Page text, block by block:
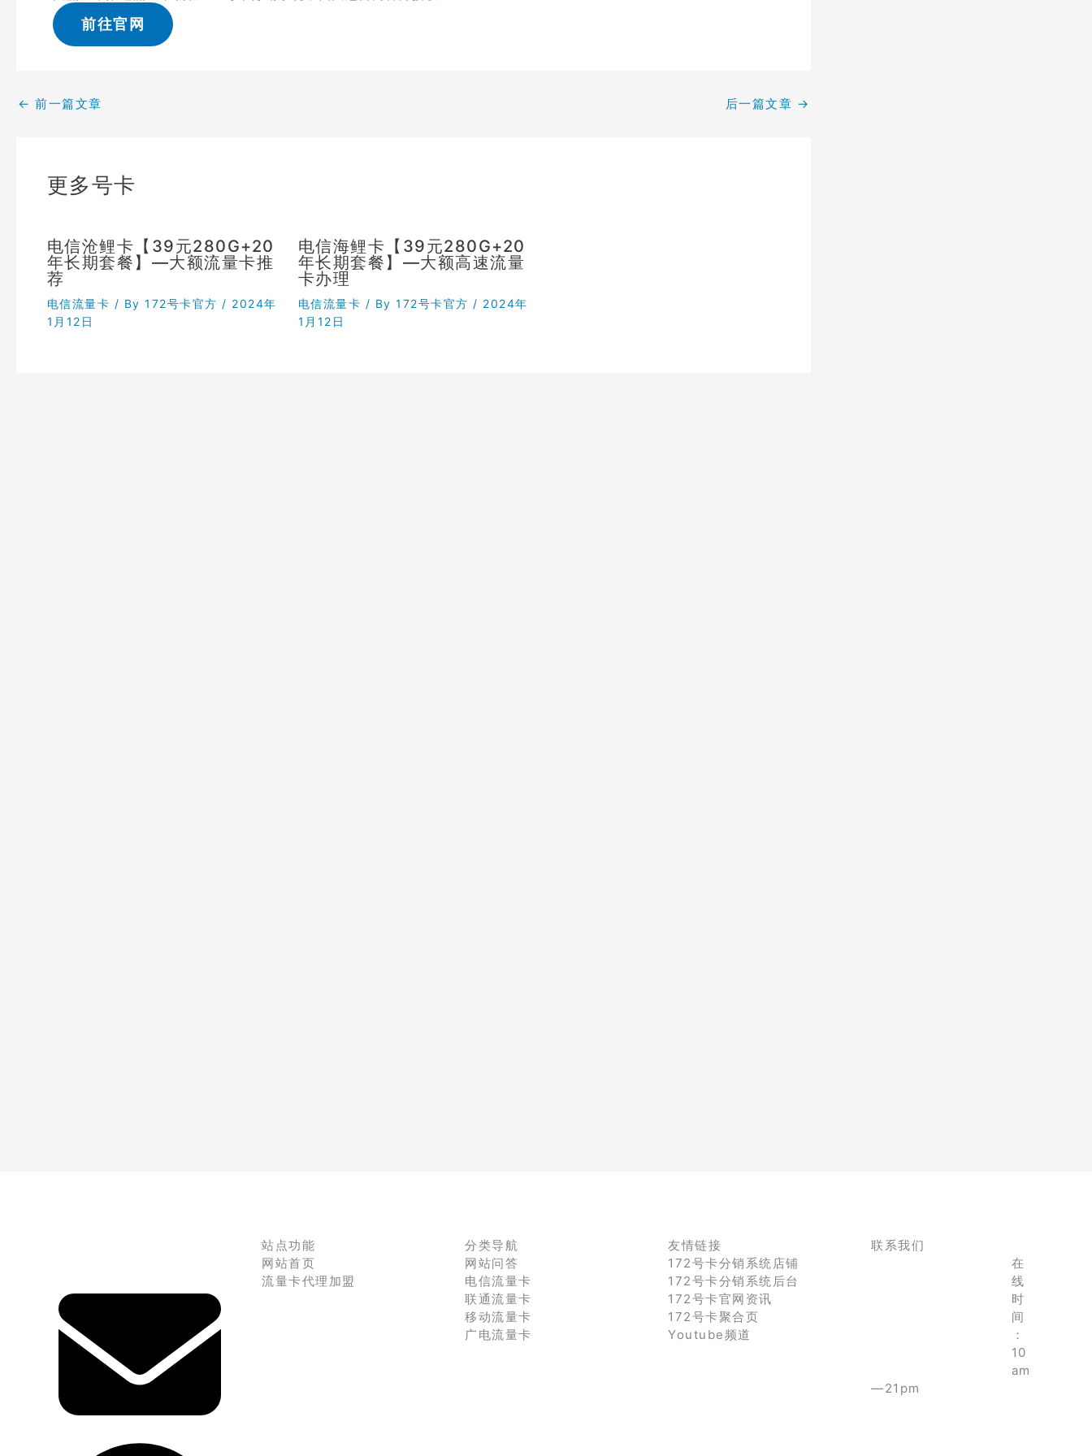
前往官网
← 前一篇文章 后一篇文章 →
更多号卡
电信沧鲤卡【39元280G+20
年长期套餐】—大额流量卡推
荐
电信流量卡 / By 172号卡官方 / 2024年
1月12日
电信海鲤卡【39元280G+20
年长期套餐】—大额高速流量
卡办理
电信流量卡 / By172号卡官方 / 2024年
1月12日
站点功能
网站首页
流量卡代理加盟
分类导航
网站问答
电信流量卡
联通流量卡
移动流量卡
广电流量卡
友情链接
172号卡分销系统店铺
172号卡分销系统后台
172号卡官网资讯
172号卡聚合页
Youtube频道
联系我们
在
线
时
间
：
10
am
—21pm